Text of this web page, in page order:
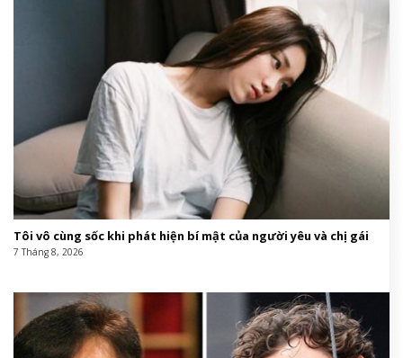
Vốn được nghệ sĩ Vittorio Accornero thiết kế riêng
cho Vương phi Grace của Monaco theo lời đề nghị
của Rodolfo Gucci, tuyệt tác khăn lụa dệt từ 37 sắc
thái màu sắc khác nhau này nay lại một lần nữa tái
sinh. Đặt trong bối cảnh Monaco – nơi di sản và hơi
thở đương đại luôn duy trì cuộc đối thoại không hồi
kết, sự xuất hiện của họa tiết Flora cùng màn thể
hiện xuất thần của Điền Hi Vi đã tạo nên một tổng
thể chiến dịch mãn nhãn, khẳng định vị thế dẫn đầu
xu hướng của Gucci trong mùa mốt năm nay.
THỜI TRANG CỦA NHÀ MỐT GUCCI
Fashion,chiến dịch quảng cáo,Điền Hi
Vi,GucciGucci,chiến dịch quảng cáo,Điền Hi Vi#Không